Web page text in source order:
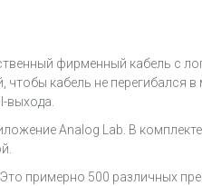
фирменный кабель с
кабель не перегибался в
выхода.
Analog Lab. В
примерно 500 различных